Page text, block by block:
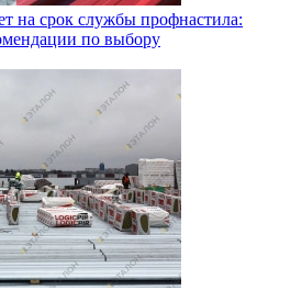
на срок службы профнастила:
по выбору